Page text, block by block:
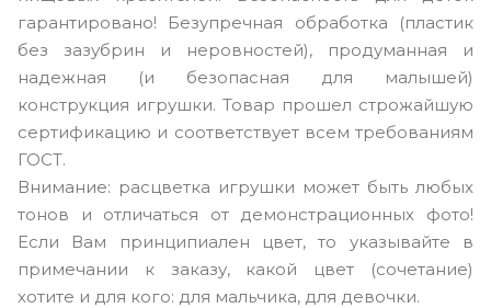
гарантировано! Безупречная обработка (пластик
без зазубрин и неровностей), продуманная и
надежная (и безопасная для малышей)
конструкция игрушки. Товар прошел строжайшую
сертификацию и соответствует всем требованиям
ГОСТ.
Внимание: расцветка игрушки может быть любых
тонов и отличаться от демонстрационных фото!
Если Вам принципиален цвет, то указывайте в
примечании к заказу, какой цвет (сочетание)
хотите и для кого: для мальчика, для девочки.